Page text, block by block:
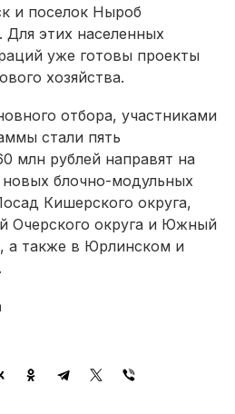
и поселок Ныроб
Для этих населенных
уже готовы проекты
хозяйства.
отбора, участниками
стали пять
млн рублей направят на
блочно-модульных
Кишерского округа,
Очерского округа и Южный
а также в Юрлинском и